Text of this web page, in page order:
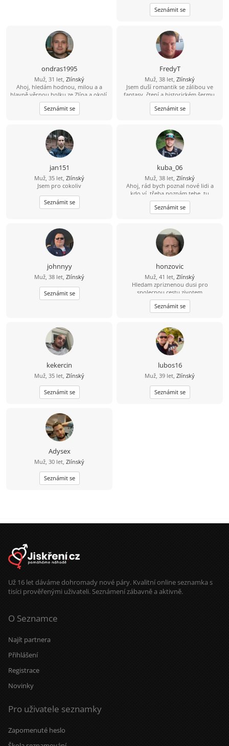
Seznámit se
ondras1995
Muž, 31 let, Zlínský
Ahoj, hledám hodnou, milou a a
hlavně věrnou holku ze Zlína a okolí.
Požaduji věk 18-30. Mám rád
procházky po přírodě posezení u
šálku dobré kávi i čaje. Chci, aby
provaz a měli spolu pořád na sebe
dost času. Dej mi vědět, Zda-li tě můj
inzerát zaujal. Klidně mi napiš na
Whatsapp, číslo ti milerád dám.
Napiš na 734116792,hned odepisuji.
Seznámit se
FredyT
Muž, 38 let, Zlínský
Jsem duší romantik se zálibou ve
fantasy, čtení a historickém šermu.
Rád si zajdu do kina a na různé akce.
Nekuřák a pijící jen příležitostně,
nebo lépe nikdy.
Seznámit se
jan151
Muž, 35 let, Zlínský
Jsem pro cokoliv
Seznámit se
kuba_06
Muž, 38 let, Zlínský
Ahoj, rád bych poznal nové lidi a
kdo ví, třeba poznám tebe, tu
pravou...
Seznámit se
johnnyy
Muž, 38 let, Zlínský
Seznámit se
honzovic
Muž, 41 let, Zlínský
Hledam zpriznenou dusi pro
spolecnou cestu zivotem
Seznámit se
kekercin
Muž, 35 let, Zlínský
Seznámit se
lubos16
Muž, 39 let, Zlínský
Seznámit se
Adysex
Muž, 30 let, Zlínský
Seznámit se
Už 16 let dáváme dohromady nové páry. Kvalitní online seznamka s
tisíci prověřenými uživateli. Seznámení zábavně a aktivně.
O Seznamce
Najít partnera
Přihlášení
Registrace
Novinky
Pro uživatele seznamky
Zapomenuté heslo